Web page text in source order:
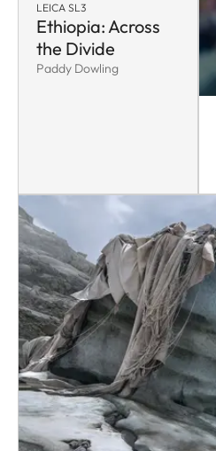
LEICA SL3
Ethiopia: Across
the Divide
Paddy Dowling